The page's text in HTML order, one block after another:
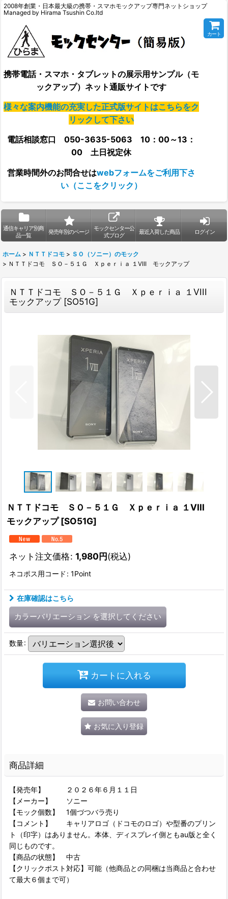
2008年創業・日本最大級の携帯・スマホモックアップ専門ネットショップ
Managed by Hirama Tsushin Co.ltd
携帯電話・スマホ・タブレットの展示用サンプル（モ
ックアップ）ネット通販サイトです
様々な案内機能の充実した正式版サイトはこちらをク
リックして下さい
電話相談窓口 050-3635-5063 10：00～13：
00 土日祝定休
営業時間外のお問合せはwebフォームをご利用下さ
い（ここをクリック）
カート
通信キャリア別商
品一覧
発売年別のページ
モックセンター公
式ブログ
最近入荷した商品 ログイン
ホーム > ＮＴＴドコモ > ＳＯ（ソニー）のモック
> ＮＴＴドコモ ＳＯ－５１Ｇ Ｘｐｅｒｉａ １VIII モックアップ
ＮＴＴドコモ ＳＯ－５１Ｇ Ｘｐｅｒｉａ １VIII
モックアップ [SO51G]
ＮＴＴドコモ ＳＯ－５１Ｇ Ｘｐｅｒｉａ １VIII
モックアップ [SO51G]
ネット注文価格: 1,980円(税込)
ネコポス用コード : 1Point
在庫確認はこちら
カラーバリエーション を選択してください
数量:
カートに入れる
お問い合わせ
お気に入り登録
商品詳細
【発売年】 ２０２６年６月１１日
【メーカー】 ソニー
【モック個数】 1個づつバラ売り
【コメント】 キャリアロゴ（ドコモのロゴ）や型番のプリン
ト（印字）はありません。本体、ディスプレイ側ともau版と全く
同じものです。
【商品の状態】 中古
【クリックポスト対応】可能（他商品との同梱は当商品と合わせ
て最大６個まで可）